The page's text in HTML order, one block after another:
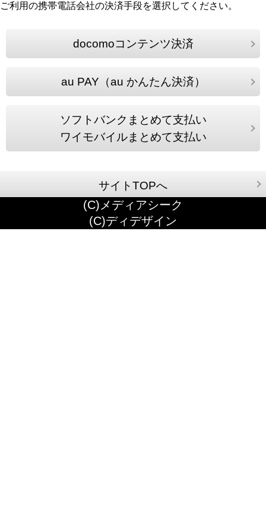
ご利用の携帯電話会社の決済手段を選択してください。
docomoコンテンツ決済
au PAY（au かんたん決済）
ソフトバンクまとめて支払い
ワイモバイルまとめて支払い
サイトTOPへ
(C)メディアシーク
(C)ディデザイン